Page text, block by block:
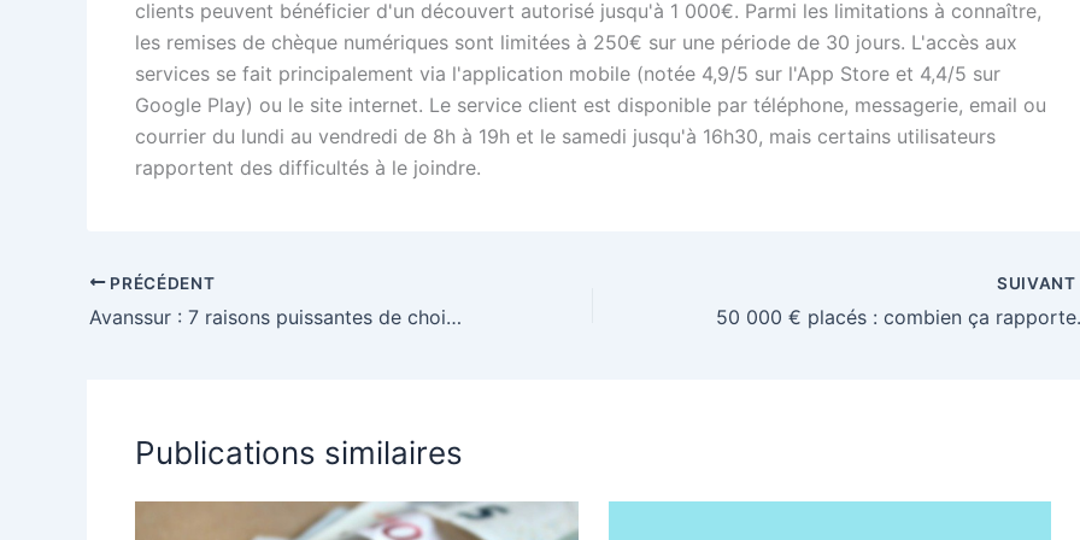
clients peuvent bénéficier d'un découvert autorisé jusqu'à 1 000€. Parmi les limitations à connaître,
les remises de chèque numériques sont limitées à 250€ sur une période de 30 jours. L'accès aux
services se fait principalement via l'application mobile (notée 4,9/5 sur l'App Store et 4,4/5 sur
Google Play) ou le site internet. Le service client est disponible par téléphone, messagerie, email ou
courrier du lundi au vendredi de 8h à 19h et le samedi jusqu'à 16h30, mais certains utilisateurs
rapportent des difficultés à le joindre.
PRÉCÉDENT
Avanssur : 7 raisons puissantes de choisir cette assurance en ligne en 2025
SUIVANT
50 000 €
Publications similaires